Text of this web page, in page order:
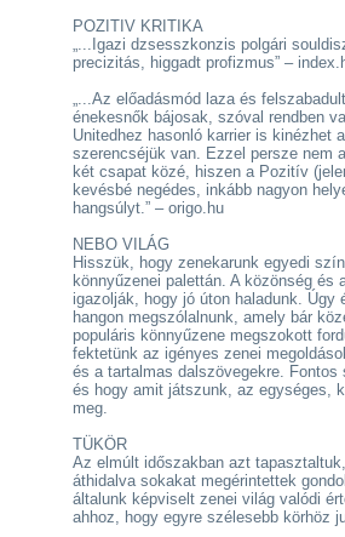
POZITIV KRITIKA
„...Igazi dzsesszkonzis polgári
precizitás, higgadt profizmus” –
„...Az előadásmód laza és
énekesnők bájosak, szóval rendben
Unitedhez hasonló karrier is kinézhet
szerencséjük van. Ezzel persze nem
két csapat közé, hiszen a Pozitív
kevésbé negédes, inkább nagyon
hangsúlyt.” – origo.hu
NEBO VILÁG
Hisszük, hogy zenekarunk egyedi
könnyűzenei palettán. A közönség
igazolják, hogy jó úton haladunk.
hangon megszólalnunk, amely bár
populáris könnyűzene megszokott
fektetünk az igényes zenei
és a tartalmas dalszövegekre.
és hogy amit játszunk, az egységes,
meg.
TÜKÖR
Az elmúlt időszakban azt
áthidalva sokakat megérintettek
általunk képviselt zenei világ valódi
ahhoz, hogy egyre szélesebb körhöz